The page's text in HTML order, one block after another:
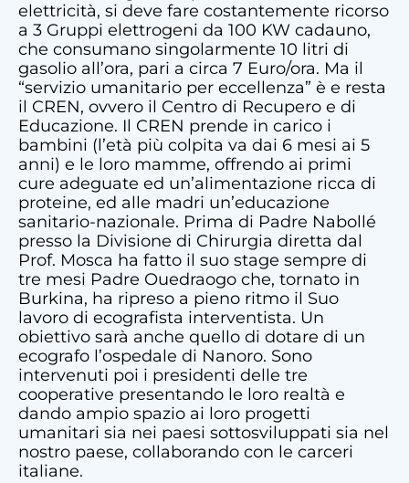
elettricità, si deve fare costantemente ricorso
a 3 Gruppi elettrogeni da 100 KW cadauno,
che consumano singolarmente 10 litri di
gasolio all’ora, pari a circa 7 Euro/ora. Ma il
“servizio umanitario per eccellenza” è e resta
il CREN, ovvero il Centro di Recupero e di
Educazione. Il CREN prende in carico i
bambini (l’età più colpita va dai 6 mesi ai 5
anni) e le loro mamme, offrendo ai primi
cure adeguate ed un’alimentazione ricca di
proteine, ed alle madri un’educazione
sanitario-nazionale. Prima di Padre Nabollé
presso la Divisione di Chirurgia diretta dal
Prof. Mosca ha fatto il suo stage sempre di
tre mesi Padre Ouedraogo che, tornato in
Burkina, ha ripreso a pieno ritmo il Suo
lavoro di ecografista interventista. Un
obiettivo sarà anche quello di dotare di un
ecografo l’ospedale di Nanoro. Sono
intervenuti poi i presidenti delle tre
cooperative presentando le loro realtà e
dando ampio spazio ai loro progetti
umanitari sia nei paesi sottosviluppati sia nel
nostro paese, collaborando con le carceri
italiane.